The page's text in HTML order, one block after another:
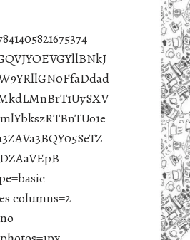
columns=2